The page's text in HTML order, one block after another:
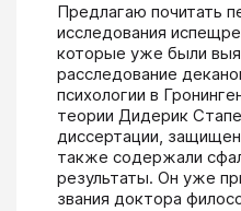
Предлагаю почитать
исследования
которые уже были
расследование
психологии в
теории Дидерик
диссертации,
также содержали
результаты. Он уже
звания доктора